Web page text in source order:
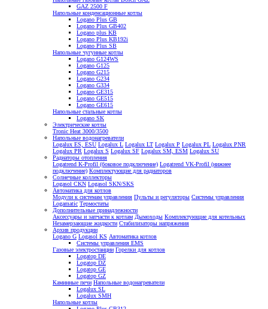
GAZ 2500 F
Напольные конденсационные котлы
Logano Plus GB
Logano Plus GB402
Logano plus KB
Logano Plus KB192i
Logano Plus SB
Напольные чугунные котлы
Logano G124WS
Logano G125
Logano G215
Logano G234
Logano G334
Logano GE315
Logano GE515
Logano GE615
Напольные стальные котлы
Logano SK
Электрические котлы
Tronic Heat 3000/3500
Напольные водонагреватели
Logalux ES, ESU Logalux L Logalux LT Logalux P Logalux PL Logalux PNR
Logalux PR Logalux S Logalux SF Logalux SM, ESM Logalux SU
Радиаторы отопления
Logatrend K-Profil (боковое подключение) Logatrend VK-Profil (нижнее
подключение) Комплектующие для радиаторов
Солнечные коллекторы
Logasol CKN Logasol SKN/SKS
Автоматика для котлов
Модули к системам управления Пульты и регуляторы Системы управления
Logamatic Термостаты
Дополнительные принадлежности
Аксессуары и запчасти к котлам Дымоходы Комплектующие для котельных
Незамерзающие жидкости Стабилизаторы напряжения
Архив продукции
Logano G Logasol KS Автоматика котлов
Системы управления EMS
Газовые электростанции Горелки для котлов
Logatop DE
Logatop DZ
Logatop GE
Logatop GZ
Каминные печи Напольные водонагреватели
Logalux SL
Logalux SMH
Напольные котлы